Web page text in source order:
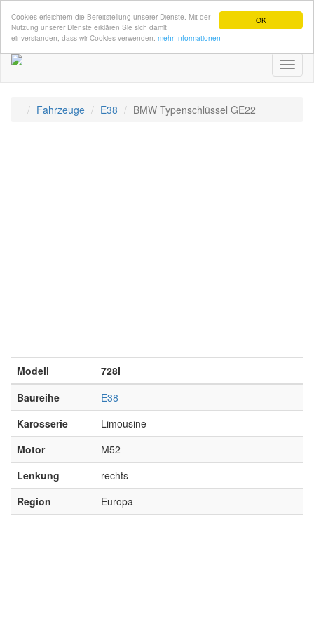
OK
Cookies erleichtern die Bereitstellung unserer Dienste. Mit der
Nutzung unserer Dienste erklären Sie sich damit
einverstanden, dass wir Cookies verwenden. mehr Informationen
Fahrzeuge E38 BMW Typenschlüssel GE22
Modell
728I
Baureihe
E38
Karosserie
Limousine
Motor
M52
Lenkung
rechts
Region
Europa